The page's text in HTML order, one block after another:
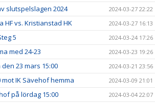
slutspelslagen 2024 2024-03-27 22:22
HF vs. Kristianstad HK 2024-03-27 16:13
5 2024-03-24 17:26
med 24-23 2024-03-23 19:26
23 mars 15:00 2024-03-21 23:56
mot IK Sävehof hemma 2024-03-09 21:01
på lördag 15:00 2024-03-04 22:07